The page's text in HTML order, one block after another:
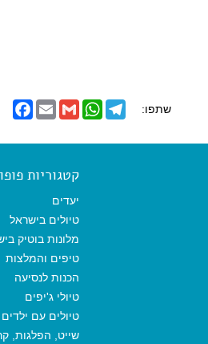
שתפו:
F
a
e
o
o
E
m
i
G
m
i
W
h
t
T
e
e
קטגוריות
יעדים
טיולים בישראל
מלונות בוטיק
טיפים והמלצות
הכנות לנסיעה
טיולי ג'יפים
טיולים עם ילדים
שייט, הפלגות,